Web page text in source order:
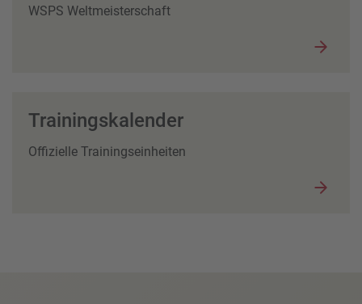
WSPS Weltmeisterschaft
Trainingskalender
Offizielle Trainingseinheiten